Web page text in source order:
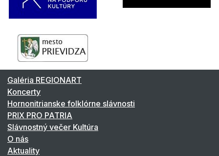
Galéria REGIONART
Koncerty
Hornonitrianske folklórne slávnosti
PRIX PRO PATRIA
Slávnostný večer Kultúra
O nás
Aktuality